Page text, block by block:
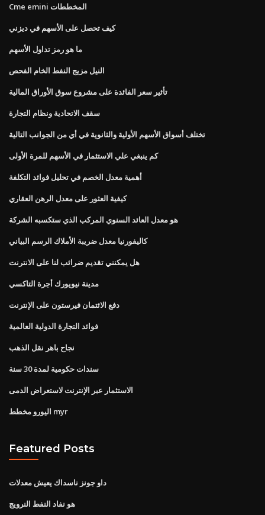
Cme emini المخططات
كيف تحصل على الأسهم في ديزني
ما هو رمز تداول الأسهم
النيل مزيج النفط الخام الفحص
تأثير سعر الفائدة على مشروع سوق الأوراق المالية
سقف الاتحادية ونظام التجارة
تختلف أسواق الأسهم الأولية والثانوية في أي من الجوانب التالية
كم ينبغي علي الاستثمار في الأسهم للمرة الأولى
أهمية معدل الخصم في تحليل فوائد التكلفة
كيفية العثور على معدل الرهن العقاري
هو معدل العائد السنوي المركب الذي ستكسبه الشركة
كاليفورنيا معدل ضريبة الأملاك الرسم البياني
هل يمكنني تقديم ضرائب لنا على الانترنت
مدينة نيويورك أجرة التاكسي
دفع الائتمان فيرستون على الإنترنت
فوائد التجارة الدولية العالمية
نجاح باهر نقل الذهب
سندات حكومية لمدة 30 سنة
الاستثمار عبر الإنترنت لاستعراض الدمى
اليورو مخطط myr
Featured Posts
داو جونز ناسداك يعيش معدلات
هو نفاد النفط النرويج